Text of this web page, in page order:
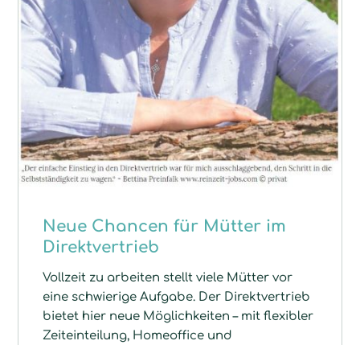
Neue Chancen für Mütter im
Direktvertrieb
Vollzeit zu arbeiten stellt viele Mütter vor
eine schwierige Aufgabe. Der Direktvertrieb
bietet hier neue Möglichkeiten – mit flexibler
Zeiteinteilung, Homeoffice und